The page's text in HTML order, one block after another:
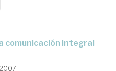
comunicación integral